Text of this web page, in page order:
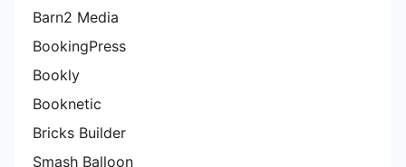
Barn2 Media
BookingPress
Bookly
Booknetic
Bricks Builder
Smash Balloon